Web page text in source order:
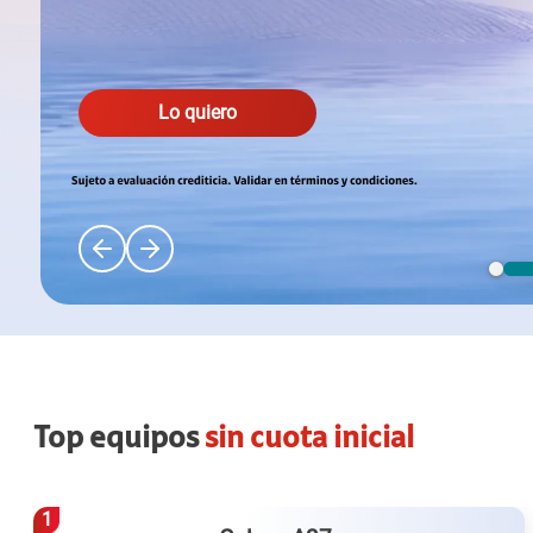
Lo quiero
Top equipossin cuota inicial
2